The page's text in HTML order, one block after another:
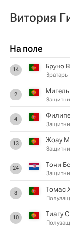
Витория
На поле
14 Бруно
Вратарь
2
4
13 Жоау
24 Тони
8 Томас
10 Тиагу